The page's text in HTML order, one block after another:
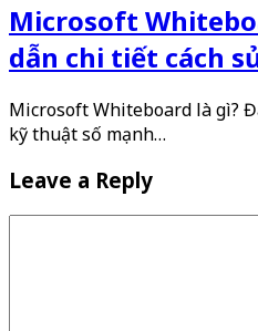
Microsoft
dẫn chi tiết cách
Microsoft Whiteboard là gì?
kỹ thuật số mạnh…
Leave a Reply